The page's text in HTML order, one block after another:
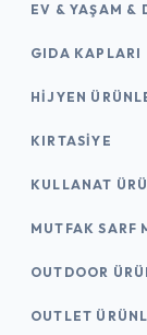
EV & YAŞAM &
GIDA KAPLARI
HIJYEN
KIRTASİYE
KULLANAT
MUTFAK SARF
OUTDOOR
OUTLET